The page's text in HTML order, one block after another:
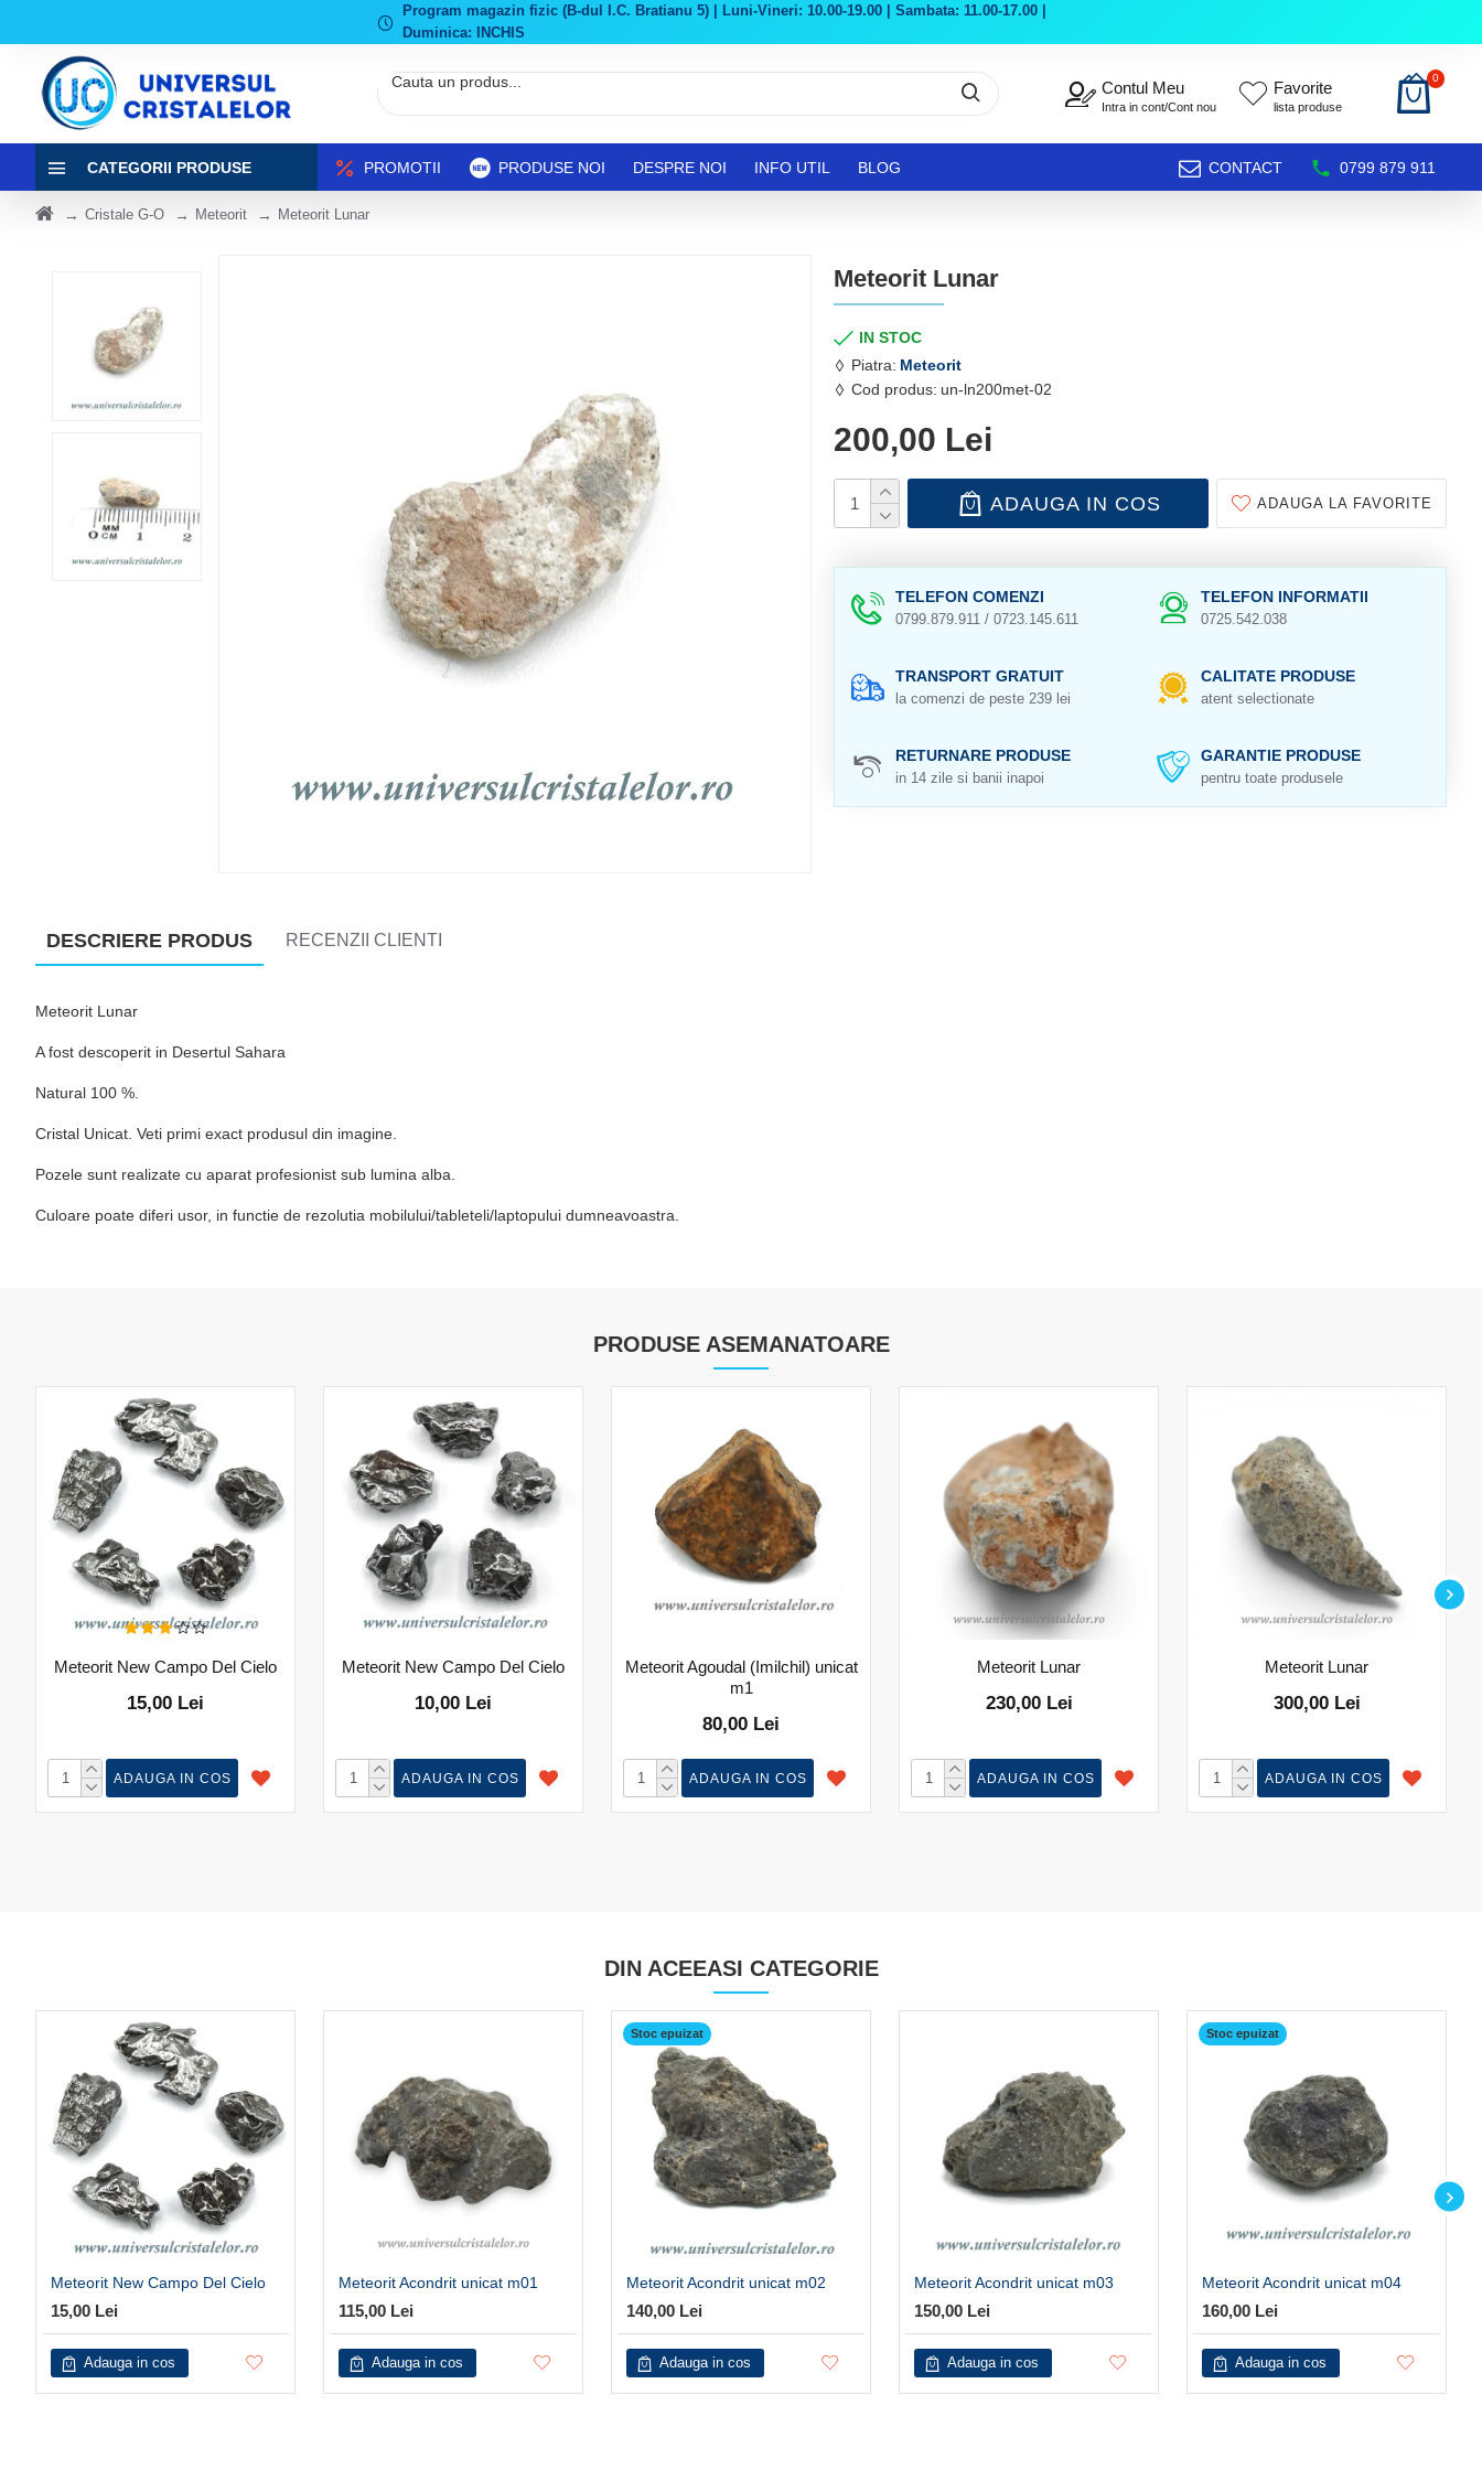
Program magazin fizic (B-dul I.C. Bratianu 5) | Luni-Vineri: 10.00-19.00 | Sambata: 11.00-17.00 |
Duminica: INCHIS
Contul Meu
Intra in cont/Cont nou
Favorite
lista produse
0
CATEGORII PRODUSE PROMOTII PRODUSE NOI DESPRE NOI INFO UTIL BLOG CONTACT 0799 879 911
Cristale G-O Meteorit Meteorit Lunar
Meteorit Lunar
IN STOC
Piatra: Meteorit
Cod produs: un-ln200met-02
200,00 Lei
ADAUGA IN COS ADAUGA LA FAVORITE
TELEFON COMENZI
0799.879.911 / 0723.145.611
TELEFON INFORMATII
0725.542.038
TRANSPORT GRATUIT
la comenzi de peste 239 lei
CALITATE PRODUSE
atent selectionate
RETURNARE PRODUSE
in 14 zile si banii inapoi
GARANTIE PRODUSE
pentru toate produsele
DESCRIERE PRODUS RECENZII CLIENTI
Meteorit Lunar
A fost descoperit in Desertul Sahara
Natural 100 %.
Cristal Unicat. Veti primi exact produsul din imagine.
Pozele sunt realizate cu aparat profesionist sub lumina alba.
Culoare poate diferi usor, in functie de rezolutia mobilului/tableteli/laptopului dumneavoastra.
PRODUSE ASEMANATOARE
Meteorit New Campo Del Cielo
15,00 Lei
ADAUGA IN COS
Meteorit New Campo Del Cielo
10,00 Lei
ADAUGA IN COS
Meteorit Agoudal (Imilchil) unicat
m1
80,00 Lei
ADAUGA IN COS
Meteorit Lunar
230,00 Lei
ADAUGA IN COS
Meteorit Lunar
300,00 Lei
ADAUGA IN COS
DIN ACEEASI CATEGORIE
Meteorit New Campo Del Cielo
15,00 Lei
Adauga in cos
Meteorit Acondrit unicat m01
115,00 Lei
Adauga in cos
Stoc epuizat
Meteorit Acondrit unicat m02
140,00 Lei
Adauga in cos
Meteorit Acondrit unicat m03
150,00 Lei
Adauga in cos
Stoc epuizat
Meteorit Acondrit unicat m04
160,00 Lei
Adauga in cos